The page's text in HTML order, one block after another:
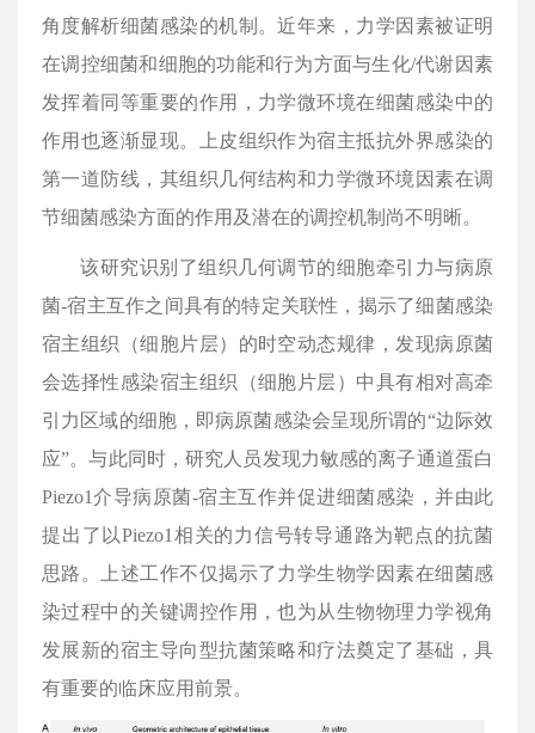
角度解析细菌感染的机制。近年来，力学因素被证明
在调控细菌和细胞的功能和行为方面与生化/代谢因素
发挥着同等重要的作用，力学微环境在细菌感染中的
作用也逐渐显现。上皮组织作为宿主抵抗外界感染的
第一道防线，其组织几何结构和力学微环境因素在调
节细菌感染方面的作用及潜在的调控机制尚不明晰。
该研究识别了组织几何调节的细胞牵引力与病原
菌-宿主互作之间具有的特定关联性，揭示了细菌感染
宿主组织（细胞片层）的时空动态规律，发现病原菌
会选择性感染宿主组织（细胞片层）中具有相对高牵
引力区域的细胞，即病原菌感染会呈现所谓的“边际效
应”。与此同时，研究人员发现力敏感的离子通道蛋白
Piezo1介导病原菌-宿主互作并促进细菌感染，并由此
提出了以Piezo1相关的力信号转导通路为靶点的抗菌
思路。上述工作不仅揭示了力学生物学因素在细菌感
染过程中的关键调控作用，也为从生物物理力学视角
发展新的宿主导向型抗菌策略和疗法奠定了基础，具
有重要的临床应用前景。